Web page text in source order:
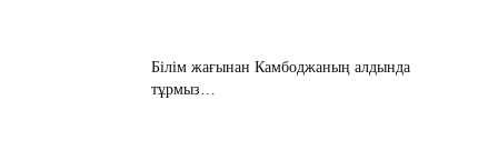
Білім жағынан Камбоджаның алдында
тұрмыз…